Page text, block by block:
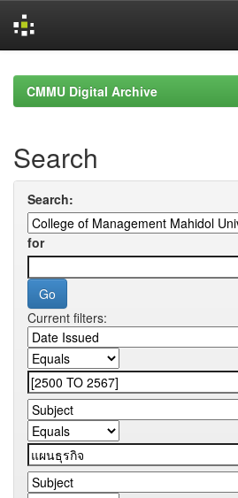
navigationCMMU Digital Archive
Search
Search:
for
Current filters: